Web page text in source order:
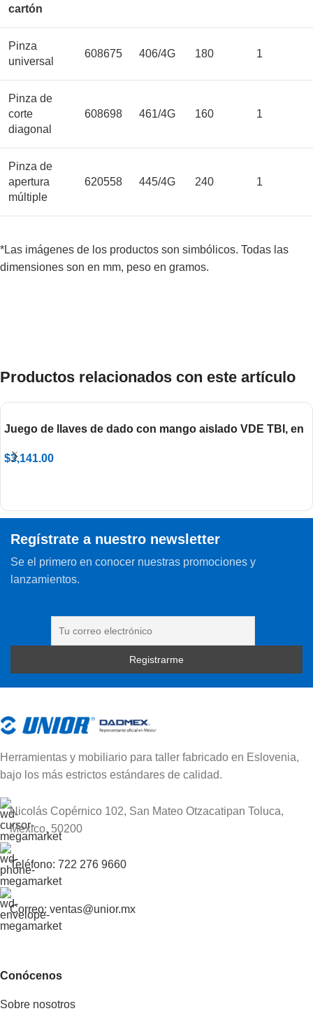
cartón
Pinza
universal
608675 406/4G 180 1
Pinza de
corte
diagonal
608698 461/4G 160 1
Pinza de
apertura
múltiple
620558 445/4G 240 1
*Las imágenes de los productos son simbólicos. Todas las
dimensiones son en mm, peso en gramos.
Productos relacionados con este artículo
Juego de llaves de dado con mango aislado VDE TBI, en
$3,141.00
Regístrate a nuestro newsletter
Se el primero en conocer nuestras promociones y
lanzamientos.
Herramientas y mobiliario para taller fabricado en Eslovenia,
bajo los más estrictos estándares de calidad.
Nicolás Copérnico 102, San Mateo Otzacatipan Toluca,
México, 50200
Teléfono: 722 276 9660
Correo: ventas@unior.mx
Conócenos
Sobre nosotros